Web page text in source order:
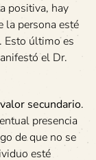
positiva, hay
la persona esté
Esto último es
el Dr.
secundario.
presencia
de que no se
esté